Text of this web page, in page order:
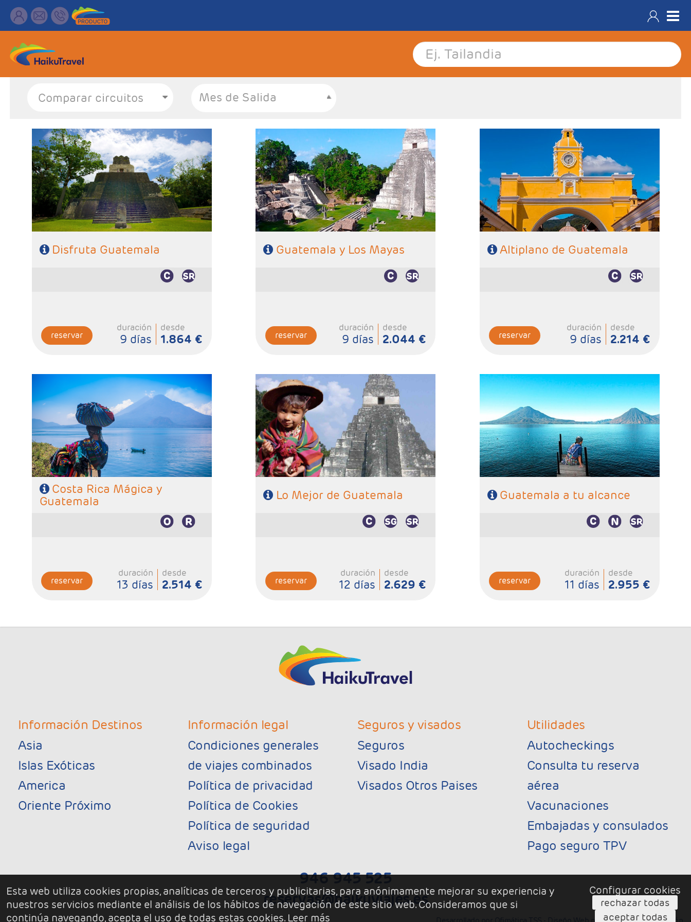
Mes de Salida
- Salidas: Martes
- Ruta: 3 noches Antigua Guatemala, 1 noche
Panajachel (Lago Atitlan), 1 noche Ciudad de
Guatemala y 2 noches Flores.
- Categoría hotelera: 3*, 4* y 5*
- Régimen: 7 desayunos y 1 almuerzo sin bebidas.
Disfruta Guatemala
reservar
duración
9 días
desde
1.864 €
- Salidas: Martes
- Ruta: 2 noches Antigua Guatemala, 1 noche
Panajache, 3 noches Ciudad de Guatemala y 1 noche
Copán.
- Categoría hotelera: 3*, 4* y 5*
- Régimen: 7 desayunos y 1 almuerzo (sin bebidas)
Guatemala y Los Mayas
reservar
duración
9 días
desde
2.044 €
- Ruta: 2 noches Antigua Guatemala, 1 noche
Panajachel (Lago Atitlan), 2 noches Ciudad de
Guatemala y 2 noches Flores.
- Categoría hotelera: 3*, 4* y 5*
- Régimen: 7 desayunos y 1 almuerzo sin bebidas.
Altiplano de Guatemala
reservar
duración
9 días
desde
2.214 €
- Salidas: Maartes y Viernes
- Ruta: 1 noche San José, 2 noches Tortuguero, 2
noches Arenal , 2 noches Monteverde y 4 noches
Guatemala
- Categoría hotelera: Standard, Primera o Semilujo
- Régimen: 11 desayunos, 3 almuerzos y 2 cenas.
Costa Rica Mágica y
Guatemala
reservar
duración
13 días
desde
2.514 €
- Salidas: Martes
- Ruta: 2 noches Antigua Guatemala, 1 noche
Panajachel, 3 noches Ciudad de Guatemala, 1 noche
Copán, 1 noche Río Dulce y 2 noches Flores.
- Categoría hotelera: 3*, 4* y 5*
- Régimen: 9 desayunos y 1 almuerzo (sin bebidas).
Lo Mejor de Guatemala
reservar
duración
12 días
desde
2.629 €
- Salidas: Martes
- Ruta: 2 noches Antigua Guatemala, 1 noche
Panajachel, 3 noches Ciudad de Guatemala, 1 noche
Copán, 1 noche Río Dulce y 1 noche Flores.
- Categoría hotelera: 3*, 4* y 5*
- Régimen: 9 desayunos y 1 almuerzo (sin bebidas).
Guatemala a tu alcance
reservar
duración
11 días
desde
2.955 €
Información Destinos
Asia
Islas Exóticas
America
Oriente Próximo
Información legal
Condiciones generales
de viajes combinados
Política de privacidad
Política de Cookies
Política de seguridad
Aviso legal
Seguros y visados
Seguros
Visado India
Visados Otros Paises
Utilidades
Autocheckings
Consulta tu reserva
aérea
Vacunaciones
Embajadas y consulados
Pago seguro TPV
946 945 525
reservas@haikuviajes.es
Esta web utiliza cookies propias, analíticas de terceros y publicitarias, para anónimamente mejorar su experiencia y
nuestros servicios mediante el análisis de los hábitos de navegación de este sitio web. Consideramos que si
continúa navegando, acepta el uso de todas estas cookies. Leer más
Configurar cookies
rechazar todas
aceptar todas